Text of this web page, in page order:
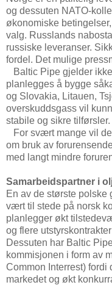
og dessuten NATO-
økonomiske
valg. Russlands
russiske leveranser.
fordel. Det mulige
Baltic Pipe gjelder
planlegges å bygge
og Slovakia, Litauen,
overskuddsgass vil
stabile og sikre tilførsler.
For svært mange vil
om bruk av
med langt mindre
Samarbeidspartner i
En av de største polske
vært til stede på norsk
planlegger økt
og flere
Dessuten har Baltic
kommisjonen i form av
Common Interrest) fordi
markedet og økt